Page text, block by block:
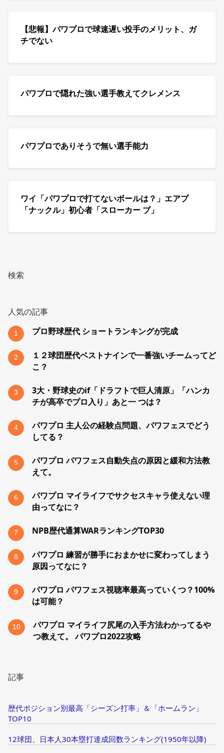
【悲報】パワプロで球速遅い投手のメリット、ガ
チでない
パワプロで隠れた強い選手教えてクレメンス
パワプロでありそうで無い選手能力
ワイ「パワプロで打てないボールは？」エアプ
「ナックル」初心者「スローカー ブ」
検索
人気の記事
1 プロ野球歴代 ショートランキングが完成
2
１２球団歴代ベストナインで一番強いチームってど
こ？
3
3大・野球史のif「ドラフトで巨人清原」「ハンカ
チが高卒でプロ入り」あと一 つは？
4
パワプロ 主人公の経験点問題、パワフェスでどう
してる？
5
パワプロ パワフェス自動失点の原因と緩和方法教
えて。
6
パワプロ マイライフでサクセスキャラ使えない理
由ってなに？
7 NPB歴代通算WARランキングTOP30
8
パワプロ 練習が勝手におまかせに変わってしまう
原因ってなに？
9
パワプロ パワフェス視聴率最高っていくつ？100%
は可能？
10
パワプロ マイライフ尻尾の入手方法わかってるや
つ教えて。 パワプロ2022攻略
記事
歴代ポジション別最高「シーズン打率」＆「ホームラン」
TOP10
12球団、日本人30本塁打達成回数ランキング(1950年以降)